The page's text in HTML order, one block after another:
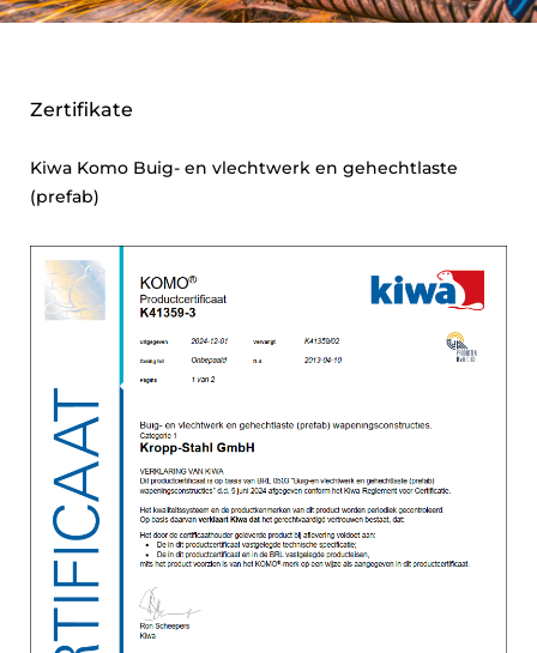
Zertifikate
Kiwa Komo Buig- en vlechtwerk en gehechtlaste
(prefab)